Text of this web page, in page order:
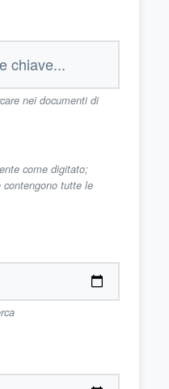
nei documenti di
come digitato;
tutte le